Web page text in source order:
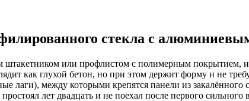
стекла с
штакетником или профлистом с полимерным
как глухой бетон, но при этом держит форму и не
между которыми крепятся панели из закалённого
лет двадцать и не поехал после первого сильного